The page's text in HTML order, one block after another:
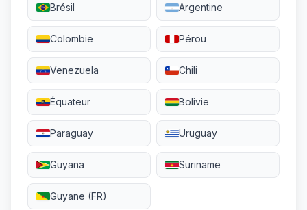
Brésil Argentine
Colombie Pérou
Venezuela Chili
Équateur Bolivie
Paraguay Uruguay
Guyana Suriname
Guyane (FR)